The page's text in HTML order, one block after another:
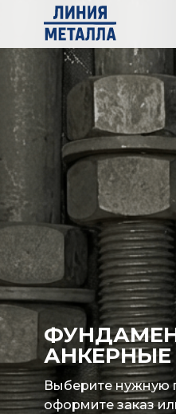
Выберите нужную
оформите заказ